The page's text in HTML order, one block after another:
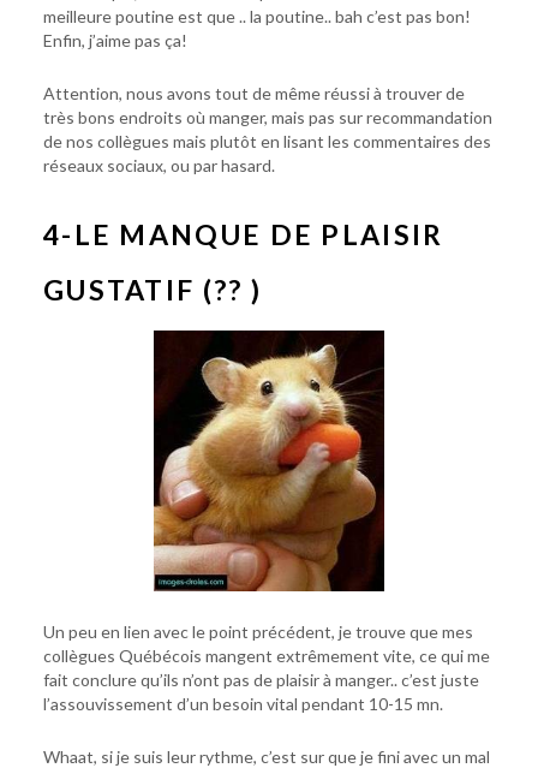
meilleure poutine est que .. la poutine.. bah c’est pas bon!
Enfin, j’aime pas ça!
Attention, nous avons tout de même réussi à trouver de
très bons endroits où manger, mais pas sur recommandation
de nos collègues mais plutôt en lisant les commentaires des
réseaux sociaux, ou par hasard.
4-LE MANQUE DE PLAISIR
GUSTATIF (?? )
Un peu en lien avec le point précédent, je trouve que mes
collègues Québécois mangent extrêmement vite, ce qui me
fait conclure qu’ils n’ont pas de plaisir à manger.. c’est juste
l’assouvissement d’un besoin vital pendant 10-15 mn.
Whaat, si je suis leur rythme, c’est sur que je fini avec un mal